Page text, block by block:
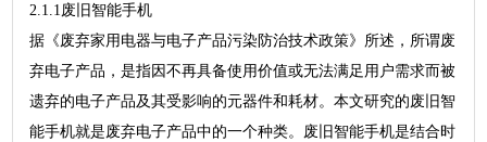
2.1.1废旧智能手机
据《废弃家用电器与电子产品污染防治技术政策》所述，所谓废
弃电子产品，是指因不再具备使用价值或无法满足用户需求而被
遗弃的电子产品及其受影响的元器件和耗材。本文研究的废旧智
能手机就是废弃电子产品中的一个种类。废旧智能手机是结合时